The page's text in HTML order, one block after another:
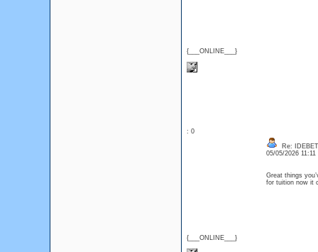
{___ONLINE___}
: 0
{___ONLINE___}
Re: IDEBET
05/05/2026 11:11
Great things
for tuition now